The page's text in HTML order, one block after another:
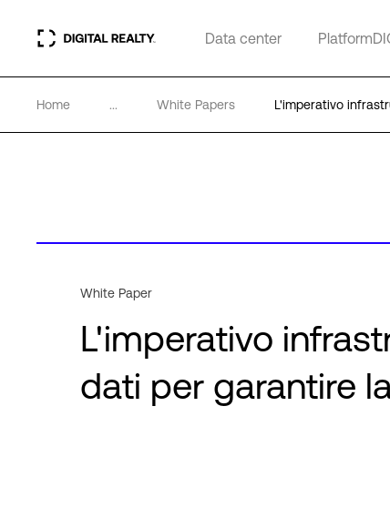
Data center
Home ... White Papers L'imperativo
White Paper
L'imperativo
dati per garantire